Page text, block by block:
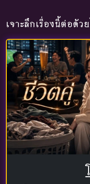
เจาะลึกเรื่องนี้ต่อด้ว